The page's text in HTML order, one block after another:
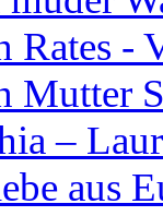
Rates -
Mutter
–
aus